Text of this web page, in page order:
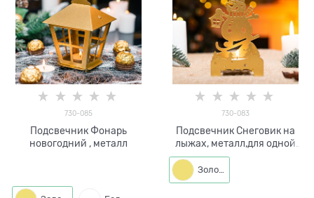
730-085
Подсвечник Фонарь
новогодний , металл
730-083
Подсвечник Снеговик на
лыжах, металл,для одной
свечи
Золото